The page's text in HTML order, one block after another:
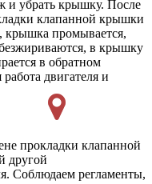
и убрать крышку. После
клапанной крышки
крышка промывается,
в крышку
в обратном
двигателя и
прокладки клапанной
другой
Соблюдаем регламенты,